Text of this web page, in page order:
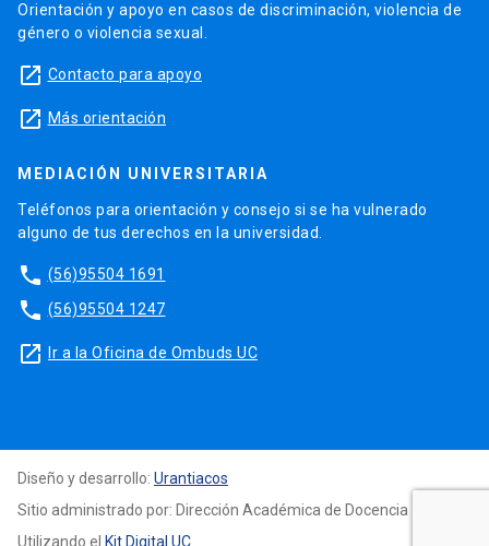
Orientación y apoyo en casos de discriminación, violencia de
género o violencia sexual.
launch Contacto para apoyo
launch Más orientación
MEDIACIÓN UNIVERSITARIA
Teléfonos para orientación y consejo si se ha vulnerado
alguno de tus derechos en la universidad.
phone (56)95504 1691
phone (56)95504 1247
launch Ir a la Oficina de Ombuds UC
Diseño y desarrollo: Urantiacos
Sitio administrado por: Dirección Académica de Docencia
Utilizando el Kit Digital UC